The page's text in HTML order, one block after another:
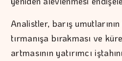
Analistler, barış
tırmanışa bırakması ve
artmasının yatırımcı